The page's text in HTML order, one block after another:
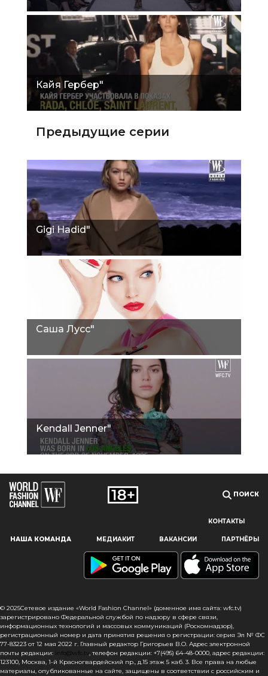
Наш сайт использует файлы cookie и похожие технологии,
пользователям, предоставляя персонализированную
информацию, запоминая предпочтения в области
сайта, вы подтверждаете свое согласие на использование
файлов cookie в соответствии с настоящим уведомлением
в отношении данного типа файлов. Если вы не согласны
с тем, чтобы мы использовали данный тип файлов,
то вы должны соответствующим образом установить
настройки вашего браузера или не использовать сайт wfc.tv
Кайя Гербер"
Предыдущие серии
Gigi Hadid"
Саша Лусс"
Kendall Jenner"
ПОИСК
КОНТАКТЫ
НАША КОМАНДА МЕДИАКИТ ВАКАНСИИ ПАРТНЁРЫ
© 2025Сетевое издание «World Fashion Channel» (доменное имя сайта: wfc.tv)
зарегистрировано Федеральной службой по надзору в сфере связи,
информационных технологий и массовых коммуникаций (Роскомнадзор),
регистрационный номер и дата принятия решения о регистрации: серия Эл № ФС
77-83223 от 12 мая 2022 г. Главный редактор Григорьев В.О. Адрес электронной
почты редакции: info@wfc.tv, телефон редакции: +7(495) 64-48-0000, адрес редакции:
123100, Москва, 1-й Красногвардейский пр., д.15 этаж 5 каб. 3. Все права на любые
материалы, опубликованные на сайте, защищены в соответствии с российским и